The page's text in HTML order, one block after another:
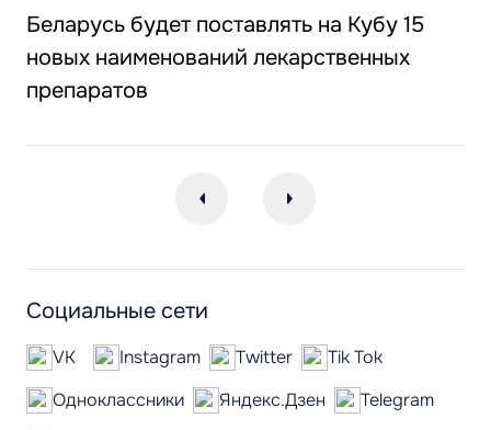
Беларусь будет поставлять на Кубу 15
новых наименований лекарственных
препаратов
Социальные сети
VK Instagram Twitter
Tik Tok
Одноклассники
Яндекс.Дзен
Telegram